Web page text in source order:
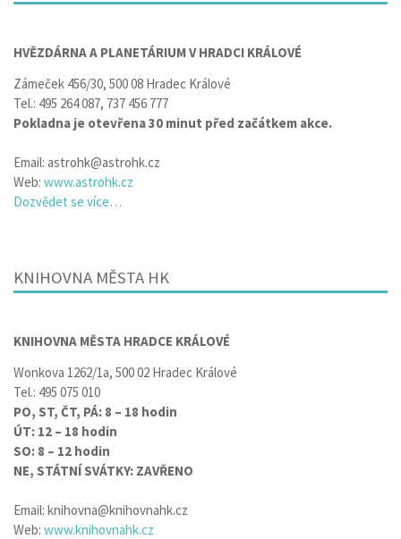
HVĚZDÁRNA A PLANETÁRIUM V HRADCI KRÁLOVÉ
Zámeček 456/30, 500 08 Hradec Králové
Tel.: 495 264 087, 737 456 777
Pokladna je otevřena 30 minut před začátkem akce.
Email: astrohk@astrohk.cz
Web: www.astrohk.cz
Dozvědet se více…
KNIHOVNA MĚSTA HK
KNIHOVNA MĚSTA HRADCE KRÁLOVÉ
Wonkova 1262/1a, 500 02 Hradec Králové
Tel.: 495 075 010
PO, ST, ČT, PÁ: 8 – 18 hodin
ÚT: 12 – 18 hodin
SO: 8 – 12 hodin
NE, STÁTNÍ SVÁTKY: ZAVŘENO
Email: knihovna@knihovnahk.cz
Web: www.knihovnahk.cz